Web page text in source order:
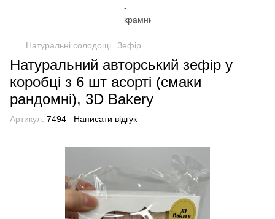
Натуральні солодощі Зефір
Натуральний авторський зефір у
коробці з 6 шт асорті (смаки
рандомні), 3D Bakery
Артикул: 7494 Написати відгук